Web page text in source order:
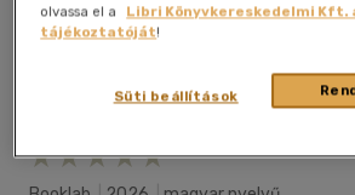
Kívánságlistához adom
olvassa el a
Libri Könyvkereskedelmi Kft.
tájékoztatóját!
Süti beállítások